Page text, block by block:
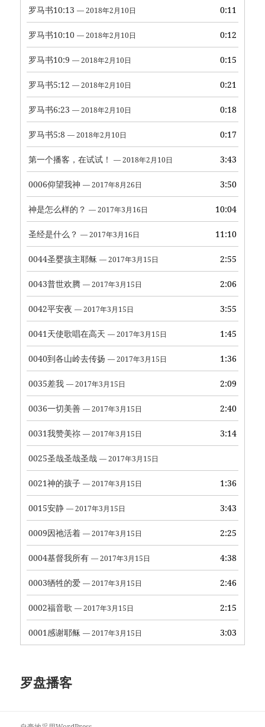
罗马书10:13 — 2018年2月10日 0:11
罗马书10:10 — 2018年2月10日 0:12
罗马书10:9 — 2018年2月10日 0:15
罗马书5:12 — 2018年2月10日 0:21
罗马书6:23 — 2018年2月10日 0:18
罗马书5:8 — 2018年2月10日 0:17
第一个播客，在试试！ — 2018年2月10日 3:43
0006仰望我神 — 2017年8月26日 3:50
神是怎么样的？ — 2017年3月16日 10:04
圣经是什么？ — 2017年3月16日 11:10
0044圣婴孩主耶稣 — 2017年3月15日 2:55
0043普世欢腾 — 2017年3月15日 2:06
0042平安夜 — 2017年3月15日 3:55
0041天使歌唱在高天 — 2017年3月15日 1:45
0040到各山岭去传扬 — 2017年3月15日 1:36
0035差我 — 2017年3月15日 2:09
0036一切美善 — 2017年3月15日 2:40
0031我赞美祢 — 2017年3月15日 3:14
0025圣哉圣哉圣哉 — 2017年3月15日
0021神的孩子 — 2017年3月15日 1:36
0015安静 — 2017年3月15日 3:43
0009因祂活着 — 2017年3月15日 2:25
0004基督我所有 — 2017年3月15日 4:38
0003牺牲的爱 — 2017年3月15日 2:46
0002福音歌 — 2017年3月15日 2:15
0001感谢耶稣 — 2017年3月15日 3:03
罗盘播客